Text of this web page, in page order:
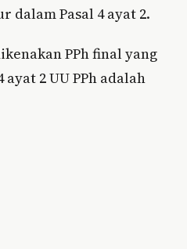
dalam Pasal 4 ayat 2.
PPh final yang
2 UU PPh adalah